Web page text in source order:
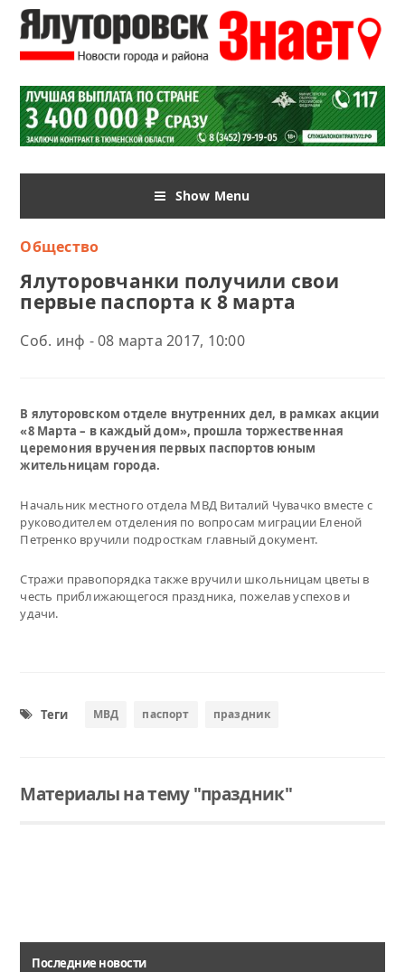
Show Menu
Общество
Ялуторовчанки получили свои
первые паспорта к 8 марта
Соб. инф - 08 марта 2017, 10:00
В ялуторовском отделе внутренних дел, в рамках акции
«8 Марта – в каждый дом», прошла торжественная
церемония вручения первых паспортов юным
жительницам города.
Начальник местного отдела МВД Виталий Чувачко вместе с
руководителем отделения по вопросам миграции Еленой
Петренко вручили подросткам главный документ.
Стражи правопорядка также вручили школьницам цветы в
честь приближающегося праздника, пожелав успехов и
удачи.
Теги МВД паспорт праздник
Материалы на тему "праздник"
Последние новости